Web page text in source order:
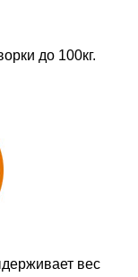
до 100кг.
вес